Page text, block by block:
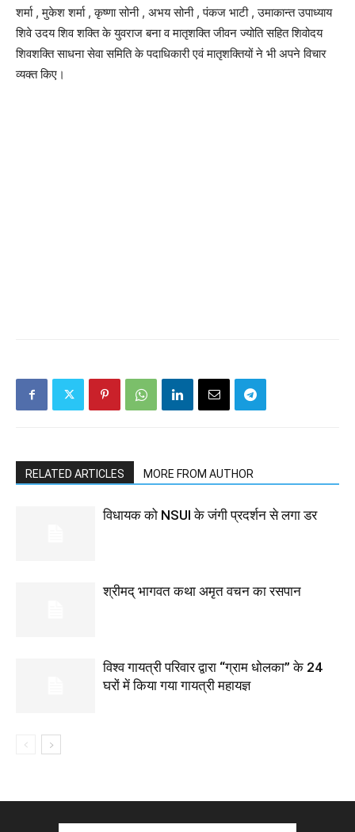
शर्मा , मुकेश शर्मा , कृष्णा सोनी , अभय सोनी , पंकज भाटी , उमाकान्त उपाध्याय
शिवे उदय शिव शक्ति के युवराज बना व मातृशक्ति जीवन ज्योति सहित शिवोदय
शिवशक्ति साधना सेवा समिति के पदाधिकारी एवं मातृशक्तियों ने भी अपने विचार
व्यक्त किए।
RELATED ARTICLES MORE FROM AUTHOR
विधायक को NSUI के जंगी प्रदर्शन से लगा डर
श्रीमद् भागवत कथा अमृत वचन का रसपान
विश्व गायत्री परिवार द्वारा “ग्राम धोलका” के 24
घरों में किया गया गायत्री महायज्ञ